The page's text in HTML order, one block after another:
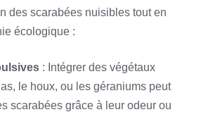
des scarabées nuisibles tout en
écologique :
: Intégrer des végétaux
le houx, ou les géraniums peut
scarabées grâce à leur odeur ou